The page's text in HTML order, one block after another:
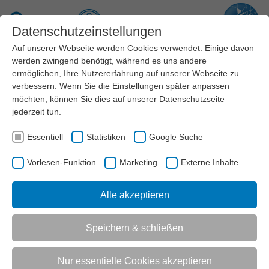
Zum Hauptinhalt springen
Suche
Menü
Verbundsystem des Sports
Der Landessportbund NRW und seine
Mitgliedsorganisationen (Sportverbände, Stadt- und
Kreissportbünde) verstehen sich als ein Verbundsystem
des organisierten Sports in Nordrhein-Westfalen. Sie
wirken zusammen und stimmen ihre Arbeit darauf ab,
AKTUELL:
VERBUNDSYSTEM DES SPORTS
Datenschutzeinstellungen
Auf unserer Webseite werden Cookies verwendet. Einige davon
werden zwingend benötigt, während es uns andere
ermöglichen, Ihre Nutzererfahrung auf unserer Webseite zu
verbessern. Wenn Sie die Einstellungen später anpassen
möchten, können Sie dies auf unserer Datenschutzseite
jederzeit tun.
Essentiell Statistiken Google Suche
Vorlesen-Funktion Marketing Externe Inhalte
Alle akzeptieren
Speichern & schließen
Nur essentielle Cookies akzeptieren